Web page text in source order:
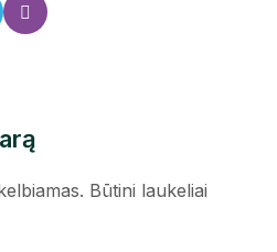
Būtini laukeliai